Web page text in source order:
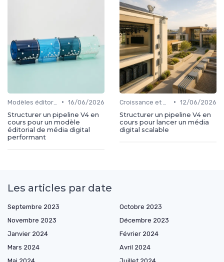
• 16/06/2026
Structurer un pipeline V4 en
cours pour un modèle
éditorial de média digital
performant
• 12/06/2026
Structurer un pipeline V4 en
cours pour lancer un média
digital scalable
Les articles par date
Septembre 2023
Octobre 2023
Novembre 2023
Décembre 2023
Janvier 2024
Février 2024
Mars 2024
Avril 2024